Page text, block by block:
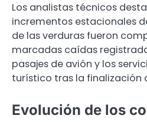
Los analistas técnicos
incrementos estacionales
de las verduras fueron
marcadas caídas
pasajes de avión y los
turístico tras la finalización
Evolución de los